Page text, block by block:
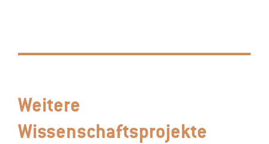
Weitere
Wissenschaftsprojekte